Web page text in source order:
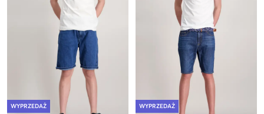
WYPRZEDAŻ WYPRZEDAŻ